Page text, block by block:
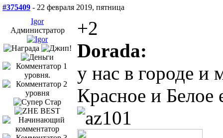
#375409 - 22 февраля 2019, пятница
Igor
Администратор
+2
Dorada:
у нас в городе и
Красное и Белое